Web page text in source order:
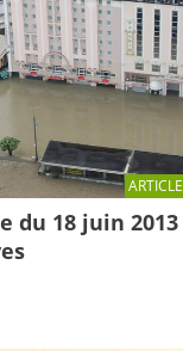
ARTICLE
du 18 juin 2013